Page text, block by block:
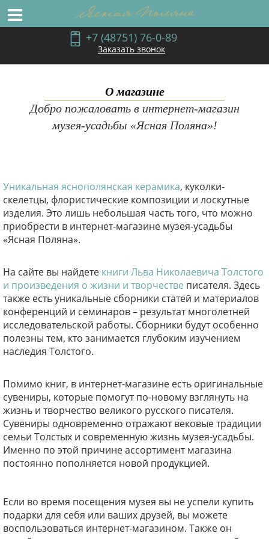
+7 (48751) 76-0-89
Заказать звонок
О магазине
Добро пожаловать в интернет-магазин
музея-усадьбы «Ясная Поляна»!
Уникальная яснополянская керамика, куколки-
скелетцы, флористические композиции и лоскутные
изделия. Это лишь небольшая часть того, что можно
приобрести в интернет-магазине музея-усадьбы
«Ясная Поляна».
На сайте вы найдете книги Льва Николаевича Толстого
и произведения о жизни и творчестве писателя. Здесь
также есть уникальные сборники статей и материалов
конференций и семинаров – результат многолетней
исследовательской работы. Сборники будут особенно
полезны тем, кто занимается глубоким изучением
наследия Толстого.
Помимо книг, в интернет-магазине есть оригинальные
сувениры, которые помогут по-новому взглянуть на
жизнь и творчество великого русского писателя.
Сувениры одновременно отражают вековые традиции
семьи Толстых и современную жизнь музея-усадьбы.
Именно по этой причине ассортимент магазина
постоянно пополняется новой продукцией.
Если во время посещения музея вы не успели купить
подарки для себя или ваших друзей, вы можете
воспользоваться интернет-магазином. Также он